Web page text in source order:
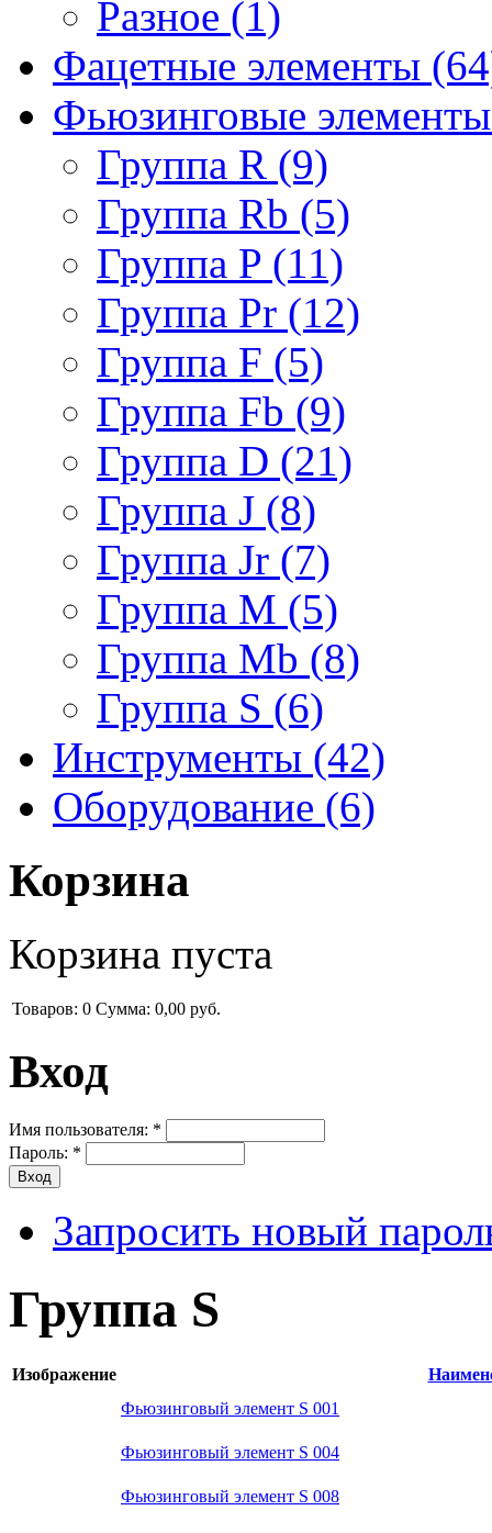
Разное (1)
Фацетные элементы
Фьюзинговые
Группа R (9)
Группа Rb (5)
Группа P (11)
Группа Pr (12)
Группа F (5)
Группа Fb (9)
Группа D (21)
Группа J (8)
Группа Jr (7)
Группа M (5)
Группа Mb (8)
Группа S (6)
Инструменты (42)
Оборудование (6)
Корзина
Корзина пуста
Товаров: 0 Сумма: 0,00 руб.
Вход
Имя пользователя: *
Пароль: *
Запросить новый
Группа S
Изображение
Фьюзинговый элемент S 001
Фьюзинговый элемент S 004
Фьюзинговый элемент S 008